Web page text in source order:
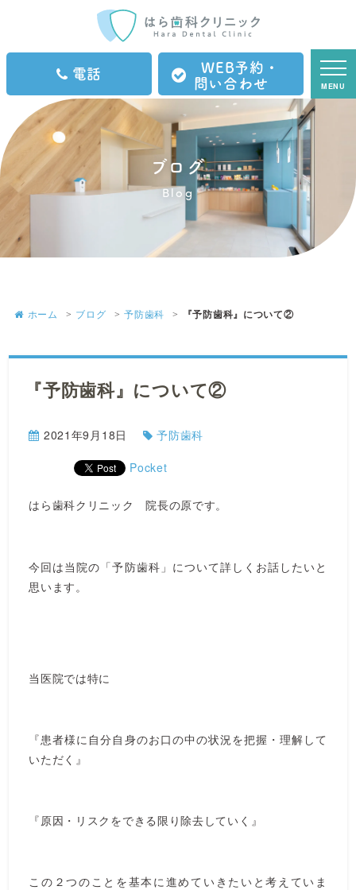
電話
WEB予約・
問い合わせ
MENU
ブログ
Blog
ホーム ブログ 予防歯科 『予防歯科』について②
『予防歯科』について②
2021年9月18日 予防歯科
Pocket
はら歯科クリニック 院長の原です。
今回は当院の「予防歯科」について詳しくお話したいと
思います。
当医院では特に
『患者様に自分自身のお口の中の状況を把握・理解して
いただく』
『原因・リスクをできる限り除去していく』
この２つのことを基本に進めていきたいと考えていま